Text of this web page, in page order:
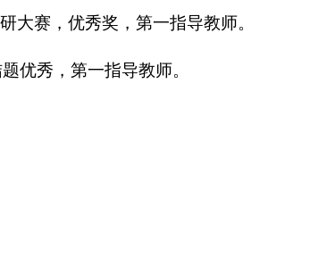
大赛，优秀奖，第一指导教师。
优秀，第一指导教师。